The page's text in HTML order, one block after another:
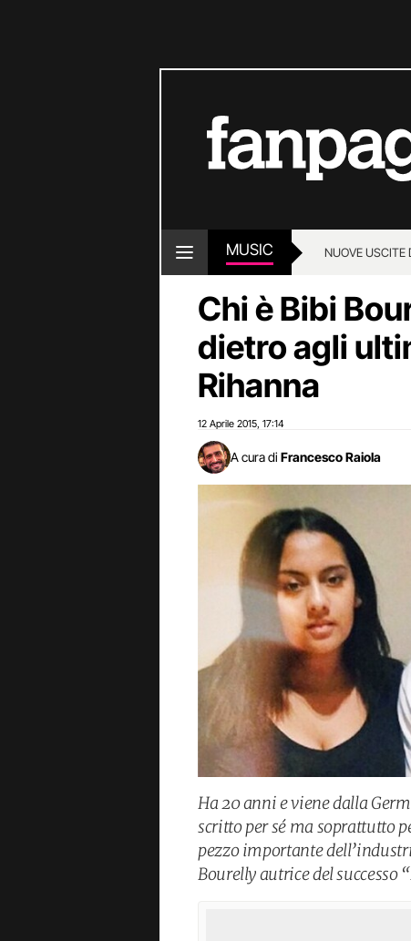
MUSIC NUOVE USCITE
Chi è Bibi
dietro agli
Rihanna
12 Aprile 2015 17:14
A cura di Francesco Raiola
Ha 20 anni e viene dalla
scritto per sé ma soprattutto
pezzo importante
Bourelly autrice del successo